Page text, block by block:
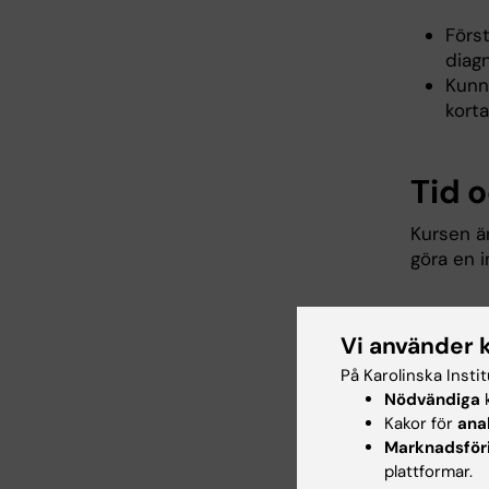
Tid
Kursen
göra en
Kursen
Vi använder
På Karolinska
Nödvändiga
Kakor för
plattformar.